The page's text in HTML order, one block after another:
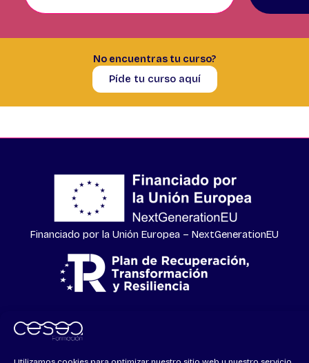
No encuentras tu curso?
Píde tu curso aquí
Financiado por la Unión Europea – NextGenerationEU
Todos los derechos © 2026 CSA Formación | Powered by CETREX